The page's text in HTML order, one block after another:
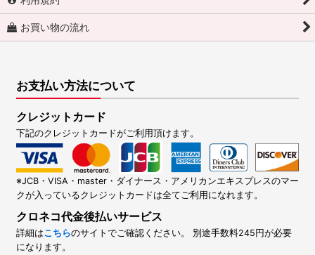
お買い物の流れ
お支払い方法について
クレジットカード
下記のクレジットカードがご利用頂けます。
※JCB・VISA・master・ダイナース・アメリカンエキスプレスのマー
クが入っているクレジットカードは全てご利用になれます。
クロネコ代金後払いサービス
詳細はこちらのサイトでご確認ください。 別途手数料245円が必要
になります。